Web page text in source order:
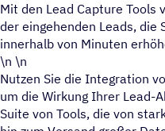
Mit den Lead Capture Tools
der eingehenden Leads,
innerhalb von Minuten
\n \n
Nutzen Sie die Integration
um die Wirkung Ihrer Lead-
Suite von Tools, die von